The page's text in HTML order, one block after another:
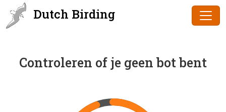
Dutch Birding
Controleren of je geen bot bent